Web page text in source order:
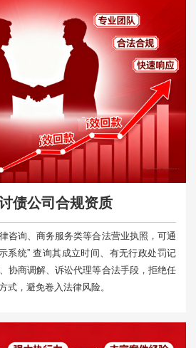
债公司合规资质
咨询、商务服务类等合法营业执照，可通
系统” 查询其成立时间、有无行政处罚记
协商调解、诉讼代理等合法手段，拒绝任
式，避免卷入法律风险。​